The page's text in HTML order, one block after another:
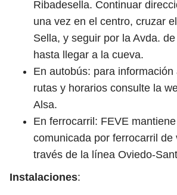
Ribadesella. Continuar
una vez en el centro, cruzar
Sella, y seguir por la Avda.
hasta llegar a la cueva.
En autobús: para
rutas y horarios consulte la
Alsa.
En ferrocarril: FEVE
comunicada por ferrocarril de
través de la línea Oviedo-
Instalaciones: